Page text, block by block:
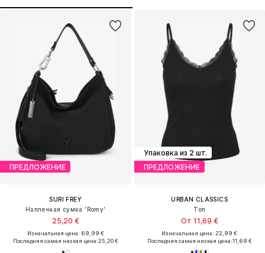
ПРЕДЛОЖЕНИЕ
SURI FREY
Наплечная сумка 'Romy'
25,20 €
Изначальная цена: 69,99 €
Последняя самая низкая цена:25,20 €
Упаковка из 2 шт.
ПРЕДЛОЖЕНИЕ
URBAN CLASSICS
Топ
От 11,69 €
Изначальная цена: 22,99 €
Последняя самая низкая цена:11,69 €